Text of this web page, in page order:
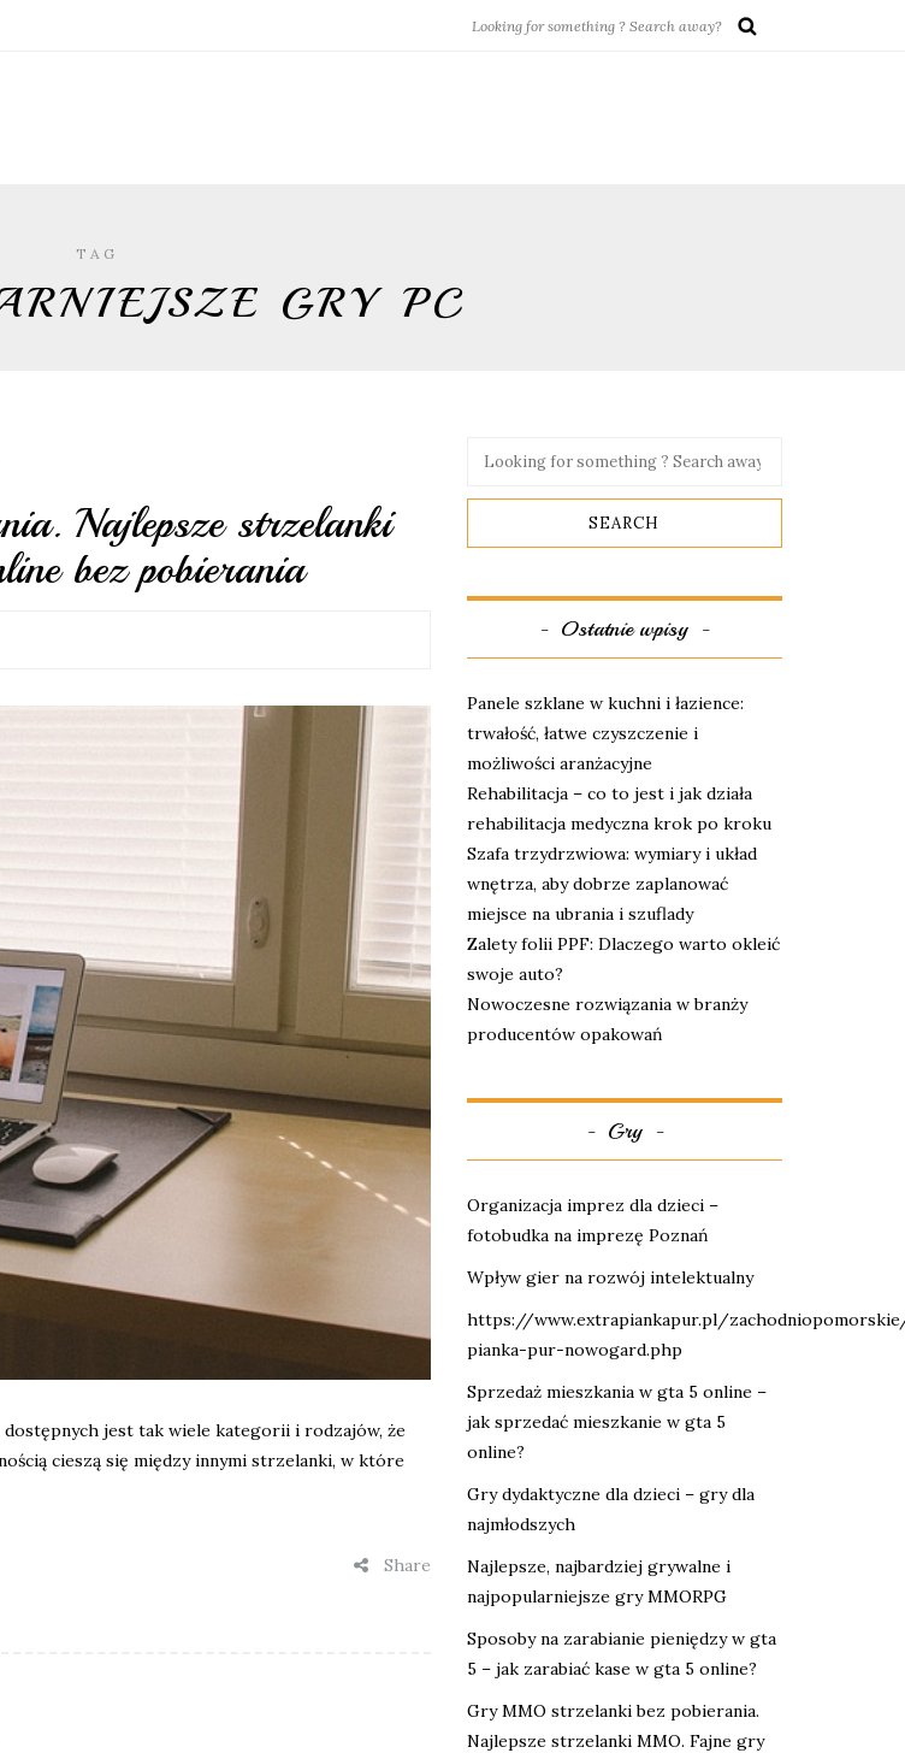
TAG
GRY PC
Najlepsze strzelanki
bez pobierania
jest tak wiele kategorii i rodzajów, że
cieszą się między innymi strzelanki, w które
Share
Ostatnie wpisy
Panele szklane w kuchni i łazience:
trwałość, łatwe czyszczenie i
możliwości aranżacyjne
Rehabilitacja – co to jest i jak działa
rehabilitacja medyczna krok po kroku
Szafa trzydrzwiowa: wymiary i układ
wnętrza, aby dobrze zaplanować
miejsce na ubrania i szuflady
Zalety folii PPF: Dlaczego warto okleić
swoje auto?
Nowoczesne rozwiązania w branży
producentów opakowań
Gry
Organizacja imprez dla dzieci –
fotobudka na imprezę Poznań
Wpływ gier na rozwój intelektualny
https://www.extrapiankapur.pl/
pianka-pur-nowogard.php
Sprzedaż mieszkania w gta 5 online –
jak sprzedać mieszkanie w gta 5
online?
Gry dydaktyczne dla dzieci – gry dla
najmłodszych
Najlepsze, najbardziej grywalne i
najpopularniejsze gry MMORPG
Sposoby na zarabianie pieniędzy w gta
5 – jak zarabiać kase w gta 5 online?
Gry MMO strzelanki bez pobierania.
Najlepsze strzelanki MMO. Fajne gry